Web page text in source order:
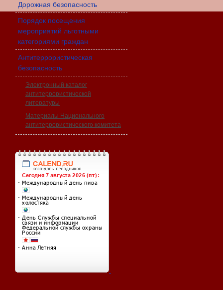
Дорожная безопасность
Порядок посещения
мероприятий льготными
категориями граждан
Антитеррористическая
безопасность
Электронный каталог
антитеррористической
литературы
Материалы Национального
антитеррористического комитета